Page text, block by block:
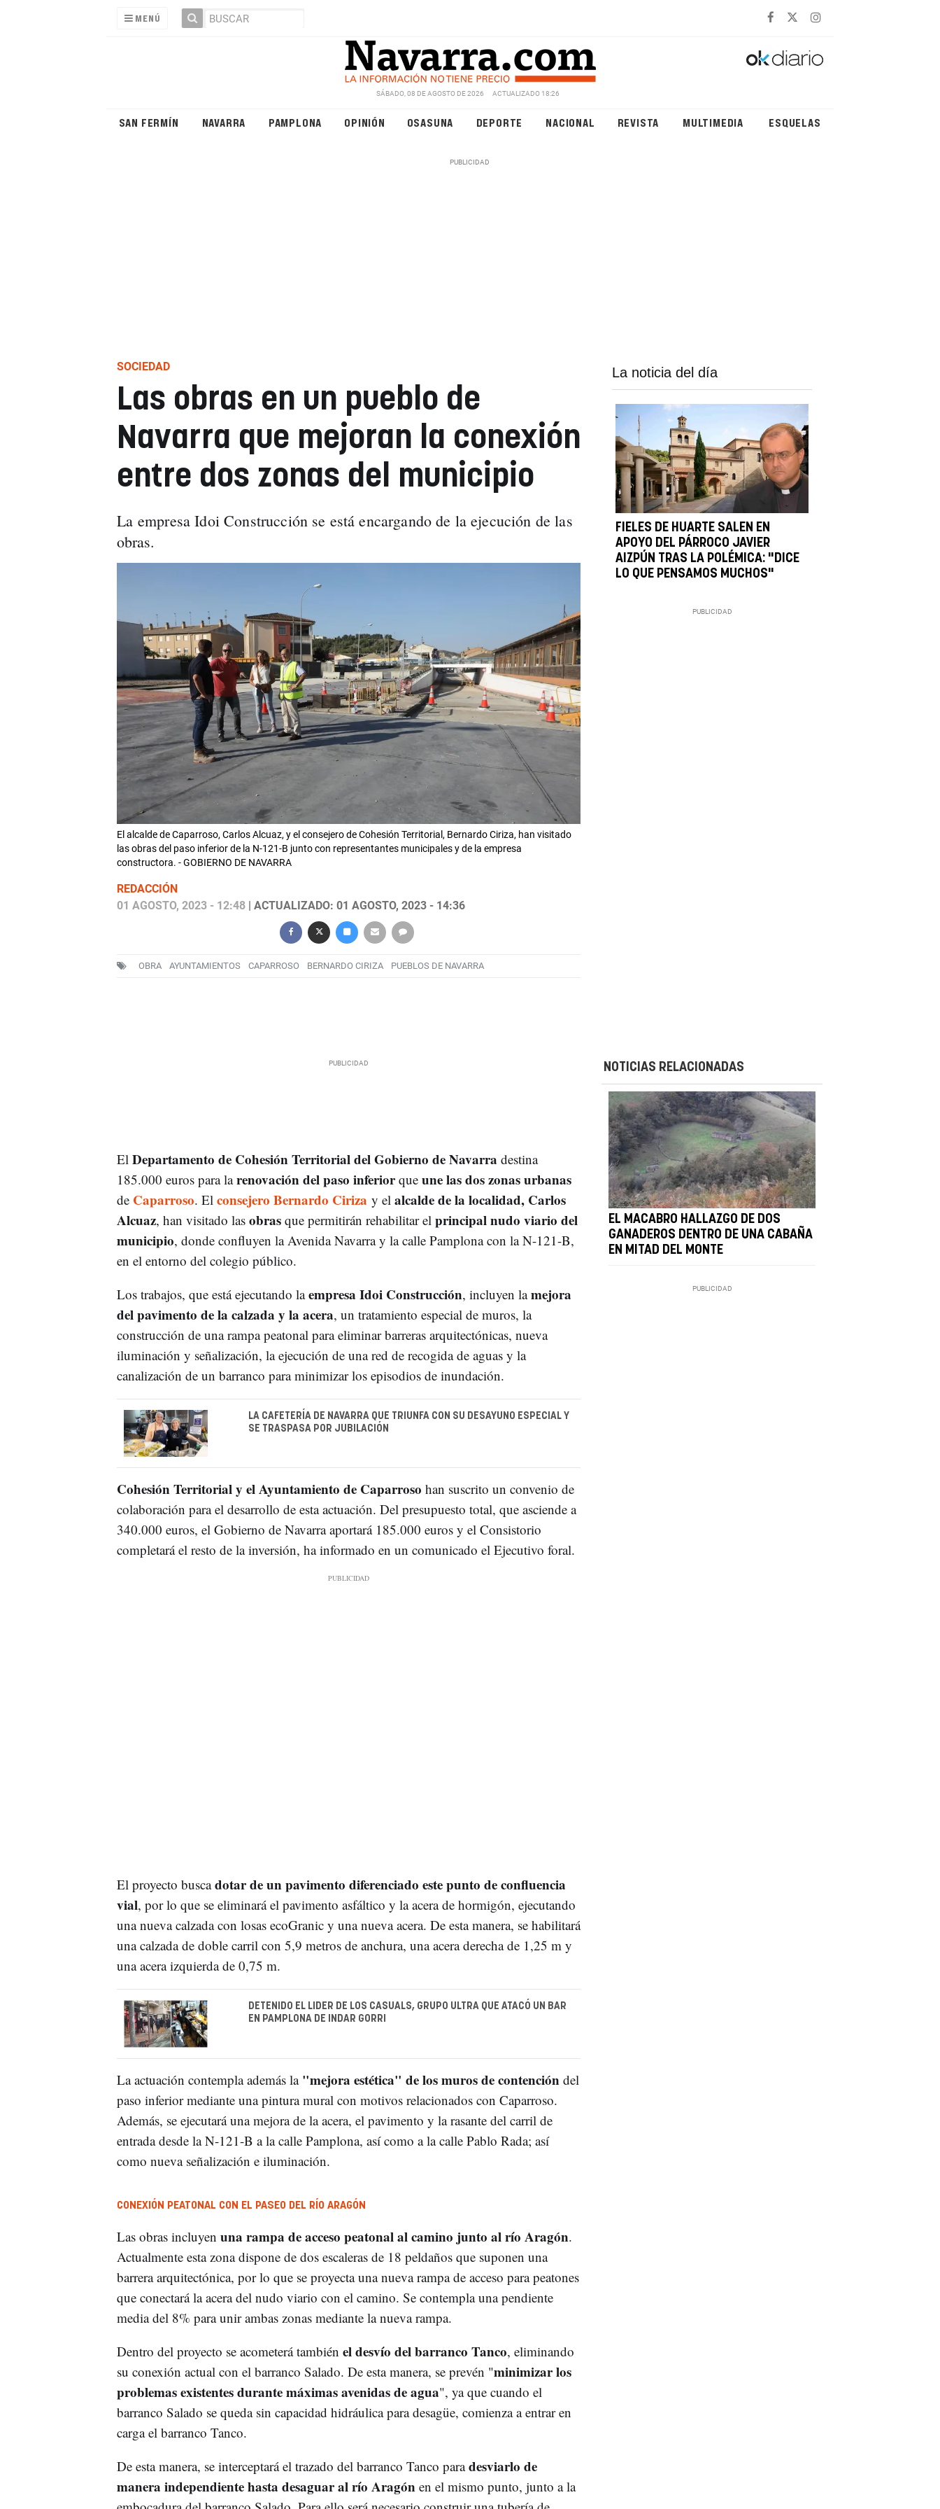
MENÚ
SÁBADO, 08 DE AGOSTO DE 2026 ACTUALIZADO 18:26
SAN FERMÍN NAVARRA PAMPLONA OPINIÓN OSASUNA DEPORTE NACIONAL REVISTA MULTIMEDIA ESQUELAS
SOCIEDAD
Las obras en un pueblo de
Navarra que mejoran la conexión
entre dos zonas del municipio
La empresa Idoi Construcción se está encargando de la ejecución de las
obras.
El alcalde de Caparroso, Carlos Alcuaz, y el consejero de Cohesión Territorial, Bernardo Ciriza, han visitado
las obras del paso inferior de la N-121-B junto con representantes municipales y de la empresa
constructora. - GOBIERNO DE NAVARRA
REDACCIÓN
01 AGOSTO, 2023 - 12:48| ACTUALIZADO: 01 AGOSTO, 2023 - 14:36
OBRA AYUNTAMIENTOS CAPARROSO BERNARDO CIRIZA PUEBLOS DE NAVARRA
La noticia del día
FIELES DE HUARTE SALEN EN
APOYO DEL PÁRROCO JAVIER
AIZPÚN TRAS LA POLÉMICA: "DICE
LO QUE PENSAMOS MUCHOS"
El Departamento de Cohesión Territorial del Gobierno de Navarra destina
185.000 euros para larenovación del paso inferiorque une las dos zonas urbanas
de Caparroso. Elconsejero Bernardo Ciriza y el alcalde de la localidad, Carlos
Alcuaz, han visitado las obras que permitirán rehabilitar el principal nudo viario del
municipio, donde confluyen la Avenida Navarra y la calle Pamplona con la N-121-B,
en el entorno del colegio público.
Los trabajos, que está ejecutando laempresa Idoi Construcción, incluyen lamejora
del pavimento de la calzada y la acera, un tratamiento especial de muros, la
construcción de una rampa peatonal para eliminar barreras arquitectónicas, nueva
iluminación y señalización, la ejecución de una red de recogida de aguas y la
canalización de un barranco para minimizar los episodios de inundación.
LA CAFETERÍA DE NAVARRA QUE TRIUNFA CON SU DESAYUNO ESPECIAL Y
SE TRASPASA POR JUBILACIÓN
Cohesión Territorial y el Ayuntamiento de Caparroso han suscrito un convenio de
colaboración para el desarrollo de esta actuación. Del presupuesto total, que asciende a
340.000 euros, el Gobierno de Navarra aportará 185.000 euros y el Consistorio
completará el resto de la inversión, ha informado en un comunicado el Ejecutivo foral.
El proyecto buscadotar de un pavimento diferenciado este punto de confluencia
vial, por lo que se eliminará el pavimento asfáltico y la acera de hormigón, ejecutando
una nueva calzada con losas ecoGranic y una nueva acera. De esta manera, se habilitará
una calzada de doble carril con 5,9 metros de anchura, una acera derecha de 1,25 m y
una acera izquierda de 0,75 m.
DETENIDO EL LIDER DE LOS CASUALS, GRUPO ULTRA QUE ATACÓ UN BAR
EN PAMPLONA DE INDAR GORRI
La actuación contempla además la "mejora estética" de los muros de contención del
paso inferior mediante una pintura mural con motivos relacionados con Caparroso.
Además, se ejecutará una mejora de la acera, el pavimento y la rasante del carril de
entrada desde la N-121-B a la calle Pamplona, así como a la calle Pablo Rada; así
como nueva señalización e iluminación.
CONEXIÓN PEATONAL CON EL PASEO DEL RÍO ARAGÓN
Las obras incluyen una rampa de acceso peatonal al camino junto al río Aragón.
Actualmente esta zona dispone de dos escaleras de 18 peldaños que suponen una
barrera arquitectónica, por lo que se proyecta una nueva rampa de acceso para peatones
que conectará la acera del nudo viario con el camino. Se contempla una pendiente
media del 8% para unir ambas zonas mediante la nueva rampa.
Dentro del proyecto se acometerá también el desvío del barranco Tanco, eliminando
su conexión actual con el barranco Salado. De esta manera, se prevén "minimizar los
problemas existentes durante máximas avenidas de agua", ya que cuando el
barranco Salado se queda sin capacidad hidráulica para desagüe, comienza a entrar en
carga el barranco Tanco.
De esta manera, se interceptará el trazado del barranco Tanco paradesviarlo de
manera independiente hasta desaguar al río Aragón en el mismo punto, junto a la
NOTICIAS RELACIONADAS
EL MACABRO HALLAZGO DE DOS
GANADEROS DENTRO DE UNA CABAÑA
EN MITAD DEL MONTE